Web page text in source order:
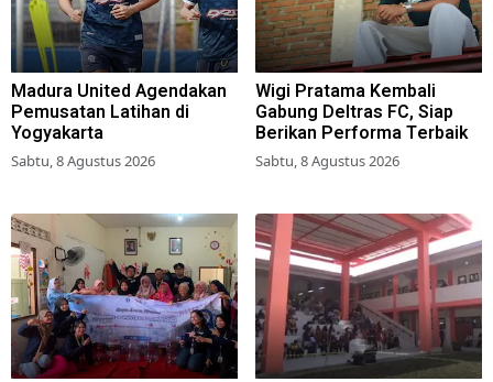
Madura United Agendakan
Pemusatan Latihan di
Yogyakarta
Sabtu, 8 Agustus 2026
Wigi Pratama Kembali
Gabung Deltras FC, Siap
Berikan Performa Terbaik
Sabtu, 8 Agustus 2026